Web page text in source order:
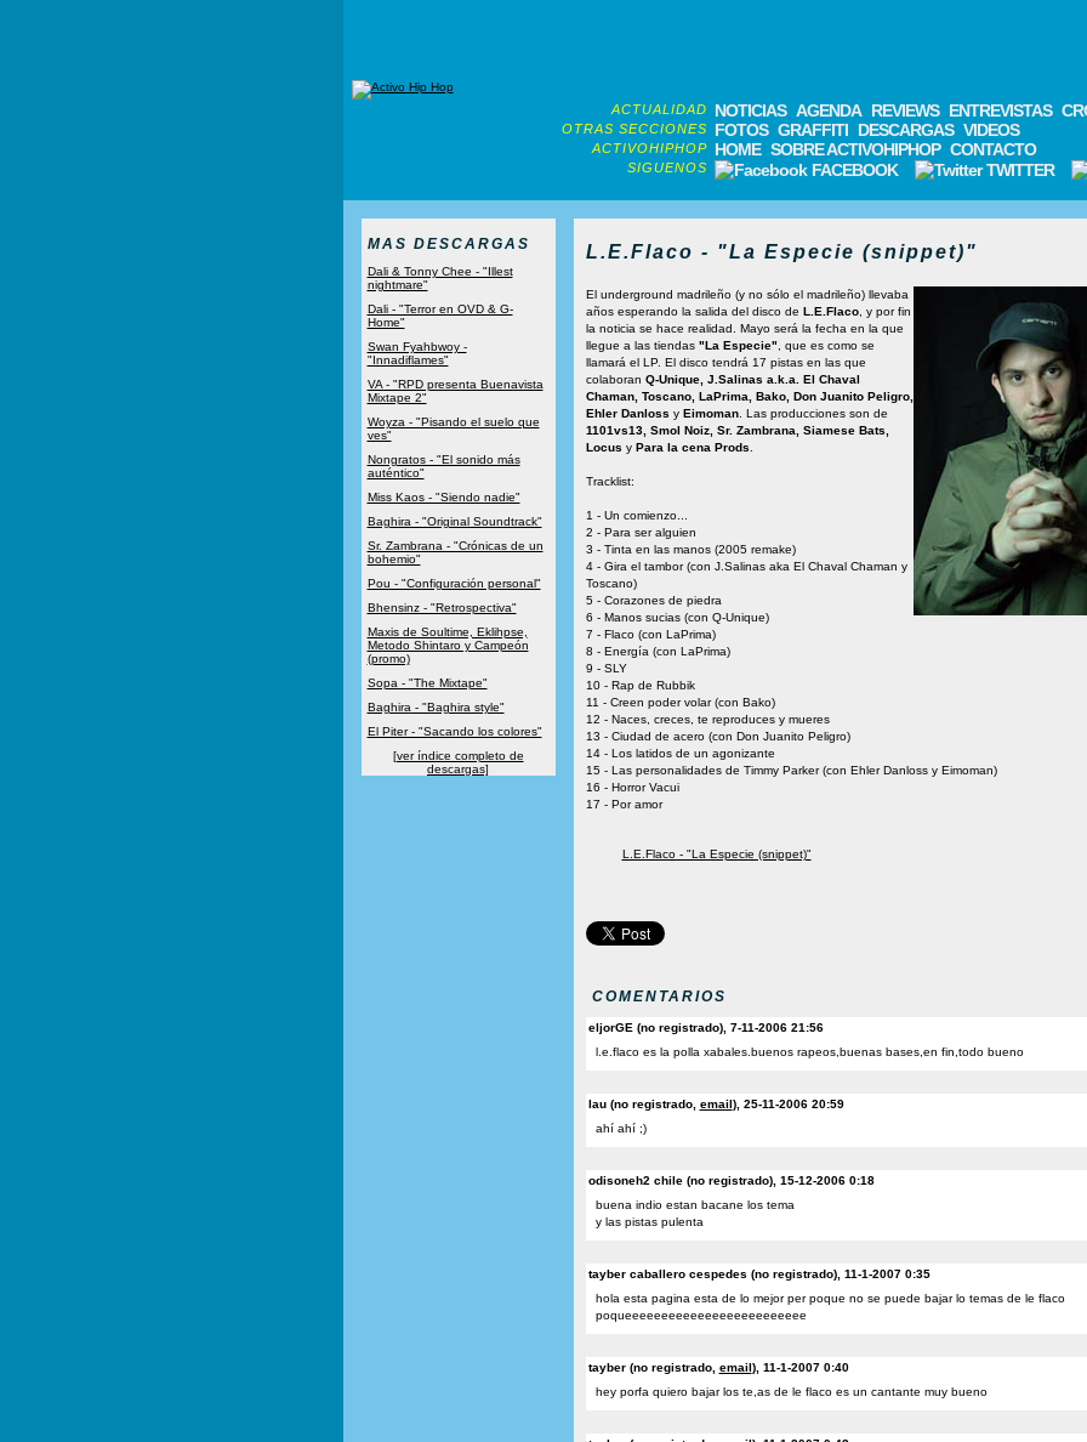
ACTUALIDAD NOTICIAS AGENDA REVIEWS ENTREVISTAS
OTRAS SECCIONES FOTOS GRAFFITI DESCARGAS VIDEOS
ACTIVOHIPHOP HOME SOBRE ACTIVOHIPHOP CONTACTO
SIGUENOS FACEBOOK TWITTER
MAS DESCARGAS
Dali & Tonny Chee - "Illest
nightmare"
Dali - "Terror en OVD & G-
Home"
Swan Fyahbwoy -
"Innadiflames"
VA - "RPD presenta Buenavista
Mixtape 2"
Woyza - "Pisando el suelo que
ves"
Nongratos - "El sonido más
auténtico"
Miss Kaos - "Siendo nadie"
Baghira - "Original Soundtrack"
Sr. Zambrana - "Crónicas de un
bohemio"
Pou - "Configuración personal"
Bhensinz - "Retrospectiva"
Maxis de Soultime, Eklihpse,
Metodo Shintaro y Campeón
(promo)
Sopa - "The Mixtape"
Baghira - "Baghira style"
El Piter - "Sacando los colores"
[ver índice completo de
descargas]
L.E.Flaco - "La Especie (snippet)"
El underground madrileño (y no sólo el madrileño) llevaba
años esperando la salida del disco de L.E.Flaco, y por fin
la noticia se hace realidad. Mayo será la fecha en la que
llegue a las tiendas "La Especie" , que es como se
llamará el LP. El disco tendrá 17 pistas en las que
colaboran Q-Unique, J.Salinas a.k.a. El Chaval
Chaman, Toscano, LaPrima, Bako, Don Juanito Peligro,
Ehler Danloss y Eimoman. Las producciones son de
1101vs13, Smol Noiz, Sr. Zambrana, Siamese Bats,
Locus y Para la cena Prods
Tracklist:
1 - Un comienzo...
2 - Para ser alguien
3 - Tinta en las manos (2005 remake)
4 - Gira el tambor (con J.Salinas aka El Chaval Chaman y
Toscano)
5 - Corazones de piedra
6 - Manos sucias (con Q-Unique)
7 - Flaco (con LaPrima)
8 - Energía (con LaPrima)
9 - SLY
10 - Rap de Rubbik
11 - Creen poder volar (con Bako)
12 - Naces, creces, te reproduces y mueres
13 - Ciudad de acero (con Don Juanito Peligro)
14 - Los latidos de un agonizante
15 - Las personalidades de Timmy Parker (con Ehler Danloss y Eimoman)
16 - Horror Vacui
17 - Por amor
L.E.Flaco - "La Especie (snippet)"
COMENTARIOS
eljorGE (no registrado), 7-11-2006 21:56
l.e.flaco es la polla xabales.buenos rapeos,buenas bases,en fin,todo bueno
lau (no registrado, email), 25-11-2006 20:59
ahí ahí ;)
odisoneh2 chile (no registrado), 15-12-2006 0:18
buena indio estan bacane los tema
y las pistas pulenta
tayber caballero cespedes (no registrado), 11-1-2007 0:35
hola esta pagina esta de lo mejor per poque no se puede bajar lo temas de le flaco
poqueeeeeeeeeeeeeeeeeeeeeeeee
tayber (no registrado, email), 11-1-2007 0:40
hey porfa quiero bajar los te,as de le flaco es un cantante muy bueno